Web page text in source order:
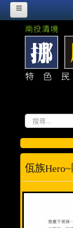
搜
尋...
HOME
挪威故事
挪威森林的源起
紀念佤族HERO~阿媽
挪威臉書散記
森林寫真
客房介紹
佤族